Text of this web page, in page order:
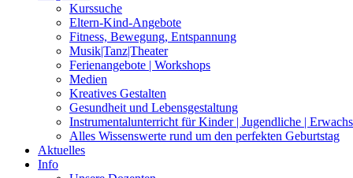
Kurssuche
Eltern-Kind-Angebote
Fitness, Bewegung, Entspannung
Musik|Tanz|Theater
Ferienangebote | Workshops
Medien
Kreatives Gestalten
Gesundheit und Lebensgestaltung
Instrumentalunterricht für Kinder | Jugendliche |
Alles Wissenswerte rund um den perfekten Geburtstag
Aktuelles
Info